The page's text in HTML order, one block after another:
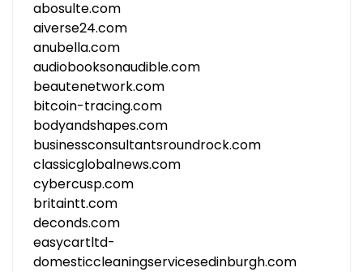
abosulte.com
aiverse24.com
anubella.com
audiobooksonaudible.com
beautenetwork.com
bitcoin-tracing.com
bodyandshapes.com
businessconsultantsroundrock.com
classicglobalnews.com
cybercusp.com
britaintt.com
deconds.com
easycartltd-
domesticcleaningservicesedinburgh.com